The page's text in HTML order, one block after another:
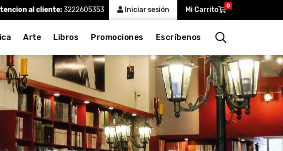
al cliente:3222605353 Iniciar sesión Mi Carrito 0
Arte Libros Promociones Escríbenos